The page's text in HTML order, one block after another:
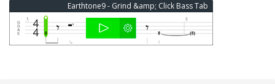
Earthtone9 - Grind &amp; Click Bass Tab